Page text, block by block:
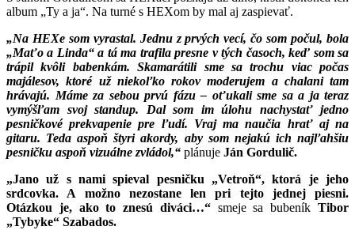
album „Ty a ja“. Na turné s HEXom by mal aj zaspievať.
„Na HEXe som vyrastal. Jednu z prvých vecí, čo som počul, bola
„Maťo a Linda“ a tá ma trafila presne v tých časoch, keď som sa
trápil kvôli babenkám. Skamarátili sme sa trochu viac počas
majálesov, ktoré už niekoľko rokov moderujem a chalani tam
hrávajú. Máme za sebou prvú fázu – oťukali sme sa a ja teraz
vymýšľam svoj standup. Dal som im úlohu nachystať jedno
pesničkové prekvapenie pre ľudí. Vraj ma naučia hrať aj na
gitaru. Teda aspoň štyri akordy, aby som nejakú ich najľahšiu
pesničku aspoň vizuálne zvládol,“ plánuje Ján Gordulič.
„Jano už s nami spieval pesničku „Vetroň“, ktorá je jeho
srdcovka. A možno nezostane len pri tejto jednej piesni.
Otázkou je, ako to znesú diváci…“ smeje sa bubeníkTibor
„Tybyke“ Szabados.